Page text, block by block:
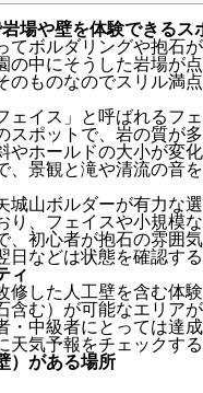
場や壁を体験できるス
てボルダリングや抱石
の中にそうした岩場が
のものなのでスリル満
ェイス」と呼ばれるフ
スポットで、岩の質が
やホールドの大小が変
、景観と滝や清流の音
城山ボルダーが有力な
り、フェイスや小規模
、初心者が抱石の雰囲
日などは状態を確認す
ィ
修した人工壁を含む体
含む）が可能なエリア
・中級者にとっては達
天気予報をチェックす
）がある場所